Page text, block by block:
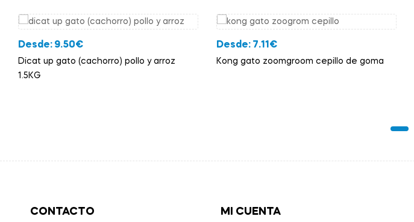
Desde: 9.50€
Dicat up gato (cachorro) pollo y arroz
1.5KG
Desde: 7.11€
Kong gato zoomgroom cepillo de goma
CONTACTO MI CUENTA